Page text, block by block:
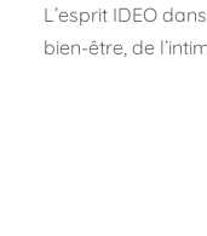
L’esprit IDEO
bien-être, de